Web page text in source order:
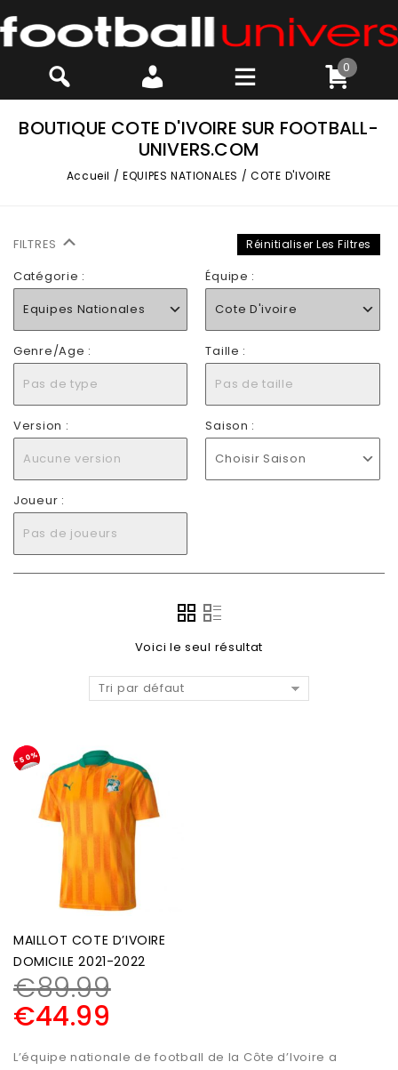
0
BOUTIQUE COTE D'IVOIRE SUR FOOTBALL-
UNIVERS.COM
Accueil /EQUIPES NATIONALES /COTE D'IVOIRE
FILTRES Réinitialiser Les Filtres
Catégorie :
Equipes Nationales
Équipe :
Cote D'ivoire
Genre/Age :
Pas de type
Taille :
Pas de taille
Version :
Aucune version
Saison :
Choisir Saison
Joueur :
Pas de joueurs
Voici le seul résultat
Tri par défaut
-50%
MAILLOT COTE D’IVOIRE
DOMICILE 2021-2022
€89.99
€44.99
L’équipe nationale de football de la Côte d’Ivoire a